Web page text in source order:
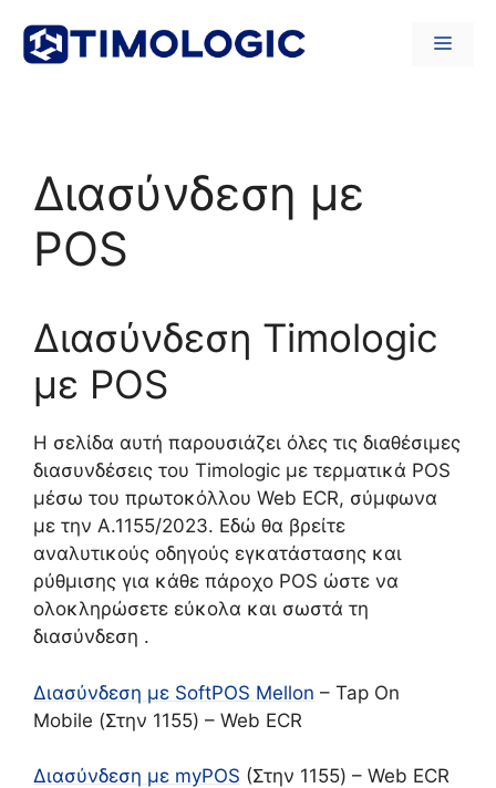
περιεχόμενο
Διασύνδεση με
POS
Διασύνδεση Timologic
με POS
Η σελίδα αυτή παρουσιάζει όλες τις διαθέσιμες
διασυνδέσεις του Timologic με τερματικά POS
μέσω του πρωτοκόλλου Web ECR, σύμφωνα
με την Α.1155/2023. Εδώ θα βρείτε
αναλυτικούς οδηγούς εγκατάστασης και
ρύθμισης για κάθε πάροχο POS ώστε να
ολοκληρώσετε εύκολα και σωστά τη
διασύνδεση .
Διασύνδεση με SoftPOS Mellon – Tap On
Mobile (Στην 1155) – Web ECR
Διασύνδεση με myPOS (Στην 1155) – Web ECR